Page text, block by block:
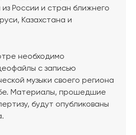
России и стран ближнего
Казахстана и
необходимо
с записью
музыки своего региона
Материалы, прошедшие
будут опубликованы